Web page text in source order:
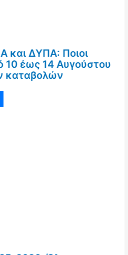
και ΔΥΠΑ: Ποιοι
10 έως 14 Αυγούστου
καταβολών